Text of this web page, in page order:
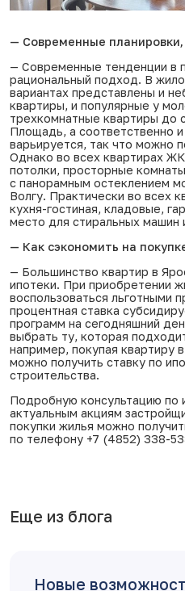
— Современные планировки,
— Современные тенденции в
рациональный подход. В
вариантах представлены и
квартиры, и популярные у
трехкомнатные квартиры до
Площадь, а соответственно
варьируется, так что можно
Однако во всех квартирах
потолки, просторные
с панорамным остеклением
Волгу. Практически во всех
кухня-гостиная, кладовые,
место для стиральных машин
— Как сэкономить на
— Большинство квартир в
ипотеки. При приобретении
воспользоваться льготными
процентная ставка
программ на сегодняшний
выбрать ту, которая
например, покупая квартиру
можно получить ставку по
строительства.
Подробную консультацию по
актуальным акциям
покупки жилья можно
по телефону +7 (4852) 338-
Еще из блога
Новые